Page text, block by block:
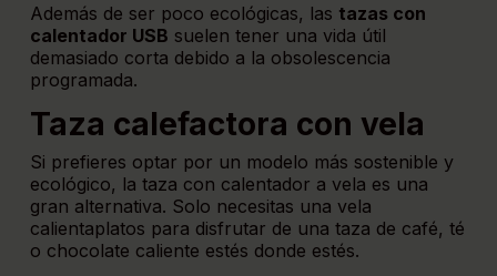
Además de ser poco ecológicas, las tazas con
calentador USB suelen tener una vida útil
demasiado corta debido a la obsolescencia
programada.
Taza calefactora con vela
Si prefieres optar por un modelo más sostenible y
ecológico, la taza con calentador a vela es una
gran alternativa. Solo necesitas una vela
calientaplatos para disfrutar de una taza de café, té
o chocolate caliente estés donde estés.